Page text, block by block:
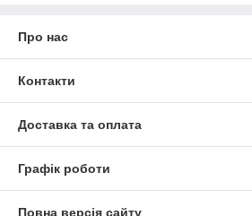
Про нас
Контакти
Доставка та оплата
Графік роботи
Повна версія сайту